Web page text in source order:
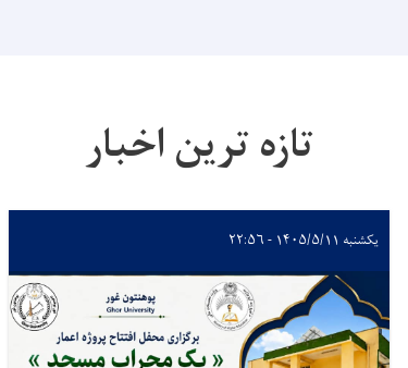
تازه ترین اخبار
یکشنبه ۱۴۰۵/۵/۱۱ - ۲۲:۵۶